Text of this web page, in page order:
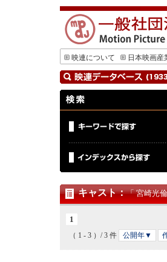
映連について
日本映画産
キャスト：「 宮崎光
1
（ 1 - 3 ）/ 3 件 公開年▼